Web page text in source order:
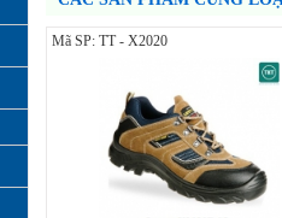
Mã SP: TT - X2020